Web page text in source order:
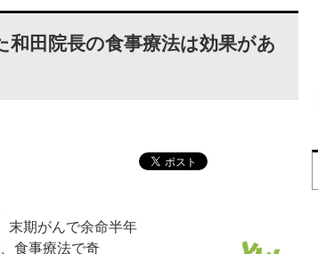
和田院長の食事療法は効果があ
末期がんで余命半年
食事療法で奇